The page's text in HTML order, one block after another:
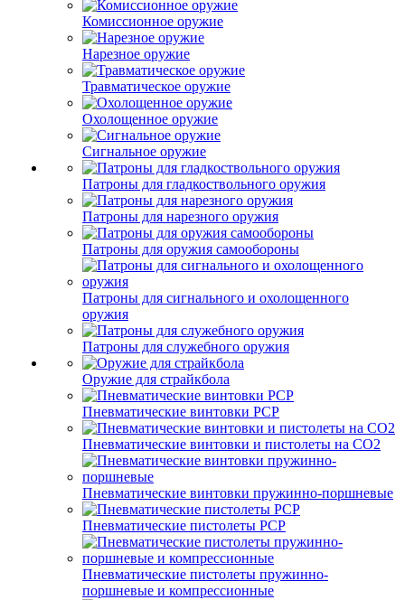
Комиссионное оружие
Нарезное оружие
Травматическое оружие
Охолощенное оружие
Сигнальное оружие
Патроны для гладкоствольного оружия
Патроны для нарезного оружия
Патроны для оружия самообороны
Патроны для сигнального и охолощенного
оружия
Патроны для служебного оружия
Оружие для страйкбола
Пневматические винтовки PCP
Пневматические винтовки и пистолеты на CO2
Пневматические винтовки пружинно-поршневые
Пневматические пистолеты PCP
Пневматические пистолеты пружинно-
поршневые и компрессионные